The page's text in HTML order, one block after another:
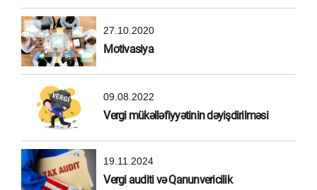
27.10.2020
Motivasiya
09.08.2022
Vergi mükəlləfiyyətinin dəyişdirilməsi
19.11.2024
Vergi auditi və Qanunvericilik